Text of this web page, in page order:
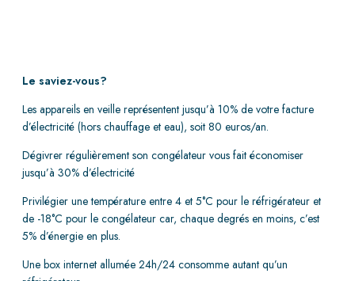
Le saviez-vous?
Les appareils en veille représentent jusqu’à 10% de votre facture
d’électricité (hors chauffage et eau), soit 80 euros/an.
Dégivrer régulièrement son congélateur vous fait économiser
jusqu’à 30% d’électricité
Privilégier une température entre 4 et 5°C pour le réfrigérateur et
de -18°C pour le congélateur car, chaque degrés en moins, c’est
5% d’énergie en plus.
Une box internet allumée 24h/24 consomme autant qu’un